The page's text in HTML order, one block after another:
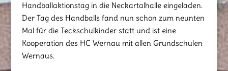
Handballaktionstag in die Neckartalhalle eingeladen.
Der Tag des Handballs fand nun schon zum neunten
Mal für die Teckschulkinder statt und ist eine
Kooperation des HC Wernau mit allen Grundschulen
Wernaus.